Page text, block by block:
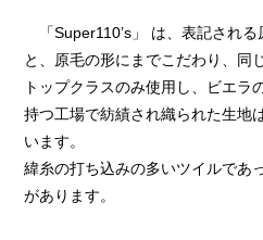
「Super110’s」 は、表記される
と、原毛の形にまでこだわり、同
トップクラスのみ使用し、ビエラ
持つ工場で紡績され織られた生地
います。
緯糸の打ち込みの多いツイルであ
があります。